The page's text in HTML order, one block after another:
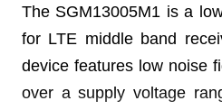
The SGM13005M1 is a
for LTE middle band
device features low noise
over a supply voltage